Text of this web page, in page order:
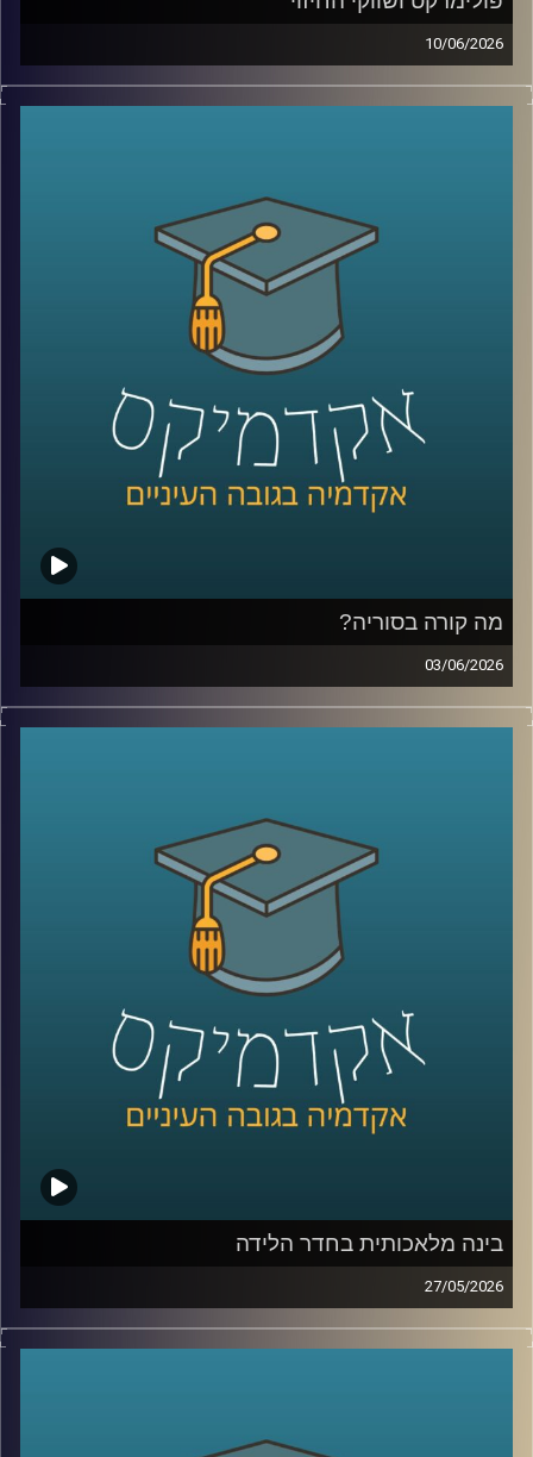
10/06/2026
האם ישו יחזור בשנת 2026?
האם תהיה תקיפה באיראן לפני סוף החודש?
והאם האנושות תגלה חיים מחוץ לכדור הארץ?
כל אלה היו הימורים אמיתיים בפלטפורמתPolymarket
כן, אנשים ברחבי העולם שמים כסף אמיתי על העתיד. על
מלחמות, פוליטיקה, דת, אסונות ואפילו סוף העולם.
ובזמן שרובנו צורכים חדשות כדי להבין מה קורה, יש אנשים
שפשוט נכנסים לפולימרקט כדי לראות “מה הסיכויים” ועל
הדרך גם מרוויחים כסף.
אז מה זה בכלל שוק חיזוי?
למה אנשים התחילו להאמין לפלטפורמות האלה יותר מלסקרים
אירועים עולמיים? והאם יכול להיות שפלטפורמות כאלה כבר
לא רק מנבאות את המציאות, אלא גם מתחילות לעצב אותה?
כדי להבין את העולם הזה, נמצא איתנו היום פרופ’ צחי חייט
מאוניברסיטת רייכמן, שחוקר חוכמת המונים, רשתות חברתיות
ואמינות מידע, ואחד החוקרים הבולטים בישראל בתחום שווקי
החיזוי
מה קורה בסוריה?
03/06/2026
מה בעצם קורה היום בסוריה?
מי שולט שם? מי נלחם במי? איך טורקיה הפכה לשחקן כל כך
נדמה שאחרי יותר מעשור של מלחמה, רוב הישראלים כבר
איבדו את היכולת להבין את התמונה.
אז היום ננסה לעשות סדר ולהבין איך נראה המזרח התיכון
החדש שנבנה ממש מעבר לגבול שלנו.
היום נארח את ד״ר מיכאל ברק, מרצה וחוקר בבית ספר לאודר
לממשל, דיפלומטיה ואסטרטגיה ב־אוניברסיטת רייכמן, וחוקר
בכיר ב־המכון למדיניות נגד טרור, מומחה לאיסלאם רדיקלי.
קרדיט תמונות:AudioVersity
בינה מלאכותית בחדר הלידה
27/05/2026
הרפואה נמצאת היום באחת מנקודות המפנה המשמעותיות
ביותר בתולדותיה.